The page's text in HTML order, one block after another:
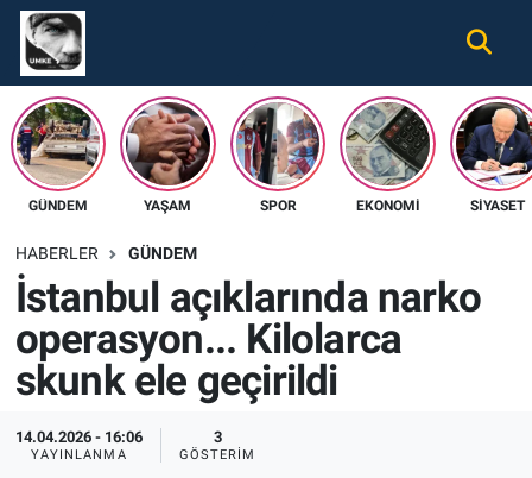
GÜNDEM YAŞAM SPOR EKONOMI SIYASET
HABERLER GÜNDEM
İstanbul açıklarında narko
operasyon... Kilolarca
skunk ele geçirildi
14.04.2026 - 16:06
YAYINLANMA
3
GÖSTERIM
Gündem
Ekonomi
Spor
Tüm Haberler
İletişim
Künye
Nöbetçi Eczaneler
Hava Durumu
Namaz Vakitleri
Süper Lig Puan Durumu ve Fikstür
Tüm Manşetler
Son Dakika Haberleri